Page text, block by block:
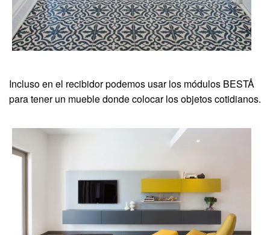
Incluso en el recibidor podemos usar los módulos BESTÅ
para tener un mueble donde colocar los objetos cotidianos.